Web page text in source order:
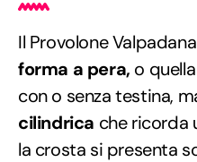
Il Provolone
forma a pera, o quella
con o senza testina,
cilindrica che ricorda
la crosta si presenta